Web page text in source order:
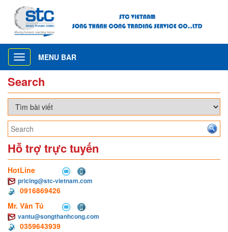
Toggle
navigation
MENU BAR
Search
Hỗ trợ trực tuyến
HotLine
pricing@stc-vietnam.com
0916869426
Mr. Văn Tú
vantu@songthanhcong.com
0359643939